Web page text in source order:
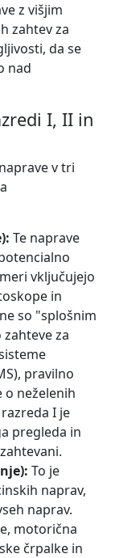
z višjim
zahtev za
da se
nad
I, II in
v tri
Te naprave
vključujejo
in
so "splošnim
za
pravilno
o neželenih
I je
pregleda in
To je
naprav,
naprav.
motorična
črpalke in